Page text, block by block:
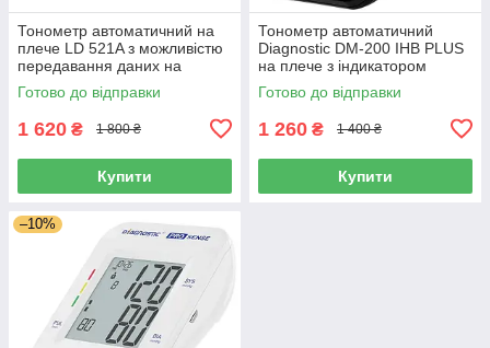
Тонометр автоматичний на
плече LD 521A з можливістю
передавання даних на
комп'ютер, Сінгапур
Готово до відправки
1 620 ₴ 1 800 ₴
Купити
Тонометр автоматичний
Diagnostic DM-200 IHB PLUS
на плече з індикатором
аритмії, адаптером, Польща
Готово до відправки
1 260 ₴ 1 400 ₴
Купити
–10%